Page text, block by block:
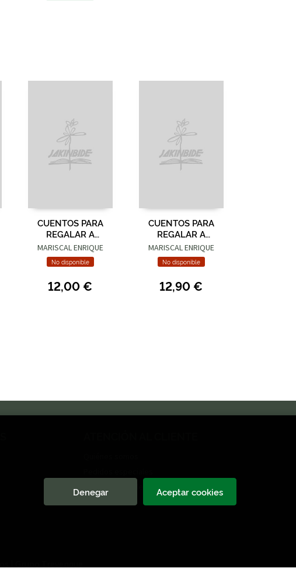
CUENTOS PARA
REGALAR A
PERSONAS
SENSIBLES
MARISCAL ENRIQUE
No disponible
12,00 €
CUENTOS PARA
REGALAR A
PERSONAS
ORIGINALES
MARISCAL ENRIQUE
No disponible
12,90 €
Formulario de desistimiento
Denegar Aceptar cookies